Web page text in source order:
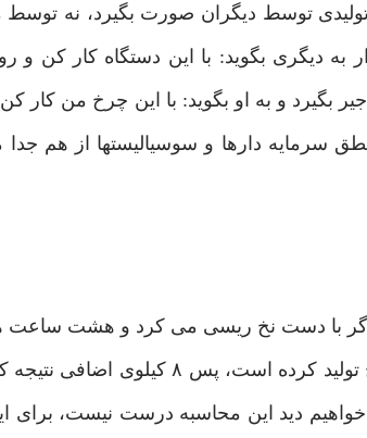
توسط دیگران صورت بگیرد، نه توسط
دیگری بگوید: با این دستگاه کار کن و
بگیرد و به او بگوید: با این چرخ من کار
سرمایه دارها و سوسیالیستها از هم
اگر با دست نخ ریسی می کرد و هشت
کیلو نخ می ریسید، اما امروز که با این دستگاه کار کرده ۹ کیلو
دید این محاسبه درست نیست، برای